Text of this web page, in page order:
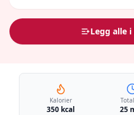
Legg alle
Kalorier
350 kcal 25